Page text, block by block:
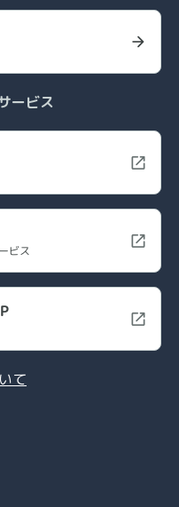
ービス
ビス
て